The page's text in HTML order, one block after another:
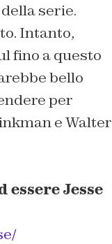
serie.
Intanto,
fino a questo
bello
per
e Walter
Jesse